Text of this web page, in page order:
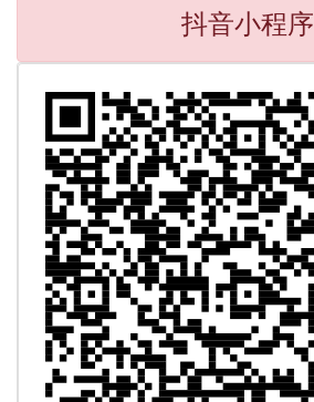
抖音小程序